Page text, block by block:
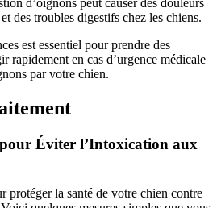
d’oignons peut causer des douleurs
des troubles digestifs chez les chiens.
est essentiel pour prendre des
rapidement en cas d’urgence médicale
par votre chien.
Éviter l’Intoxication aux
protéger la santé de votre chien contre